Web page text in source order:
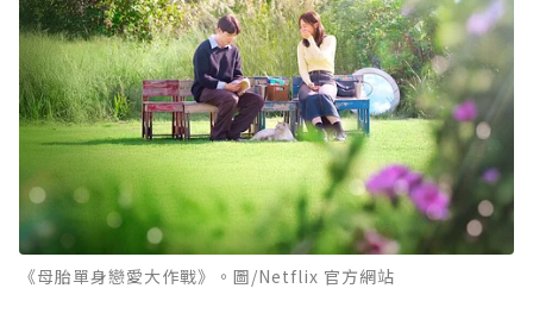
《母胎單身戀愛大作戰》。圖/Netflix 官方網站